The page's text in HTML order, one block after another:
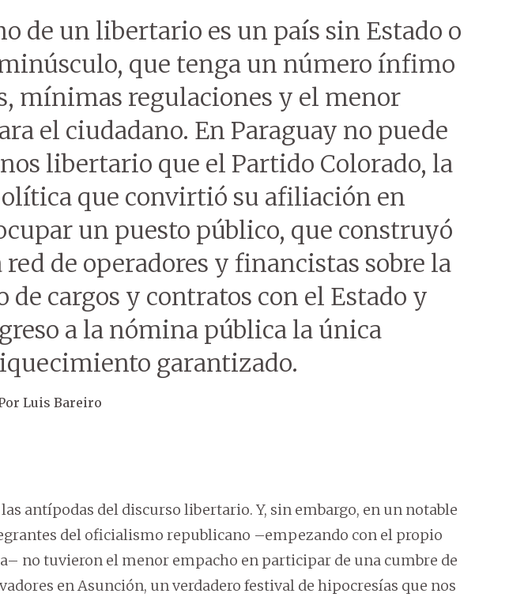
de un libertario es un país sin Estado o
que tenga un número ínfimo
mínimas regulaciones y el menor
el ciudadano. En Paraguay no puede
libertario que el Partido Colorado, la
que convirtió su afiliación en
un puesto público, que construyó
de operadores y financistas sobre la
de cargos y contratos con el Estado y
a la nómina pública la única
garantizado.
Luis Bareiro
antípodas del discurso libertario. Y, sin embargo, en un notable
del oficialismo republicano –empezando con el propio
no tuvieron el menor empacho en participar de una cumbre de
en Asunción, un verdadero festival de hipocresías que nos